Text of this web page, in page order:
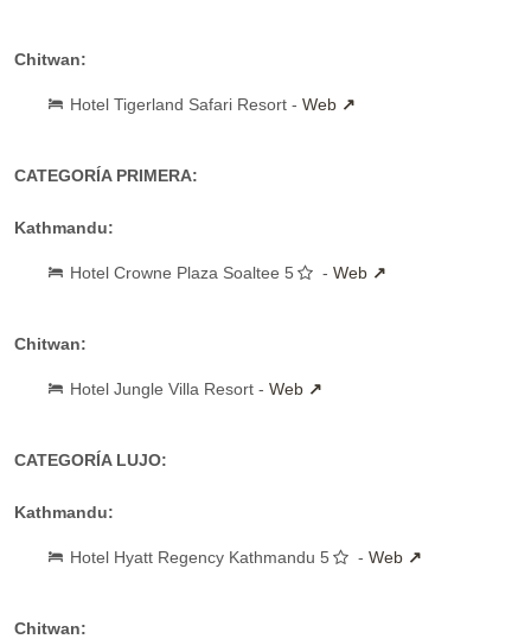
Chitwan:
Hotel Tigerland Safari Resort - Web
CATEGORÍA PRIMERA:
Kathmandu:
Hotel Crowne Plaza Soaltee 5 - Web
Chitwan:
Hotel Jungle Villa Resort - Web
CATEGORÍA LUJO:
Kathmandu:
Hotel Hyatt Regency Kathmandu 5 - Web
Chitwan: